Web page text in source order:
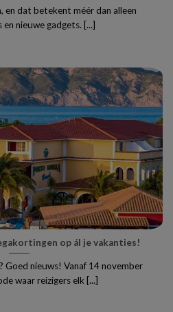
en dat betekent méér dan alleen
en nieuwe gadgets. [...]
op ál je vakanties!
Goed nieuws! Vanaf 14 november
waar reizigers elk [...]